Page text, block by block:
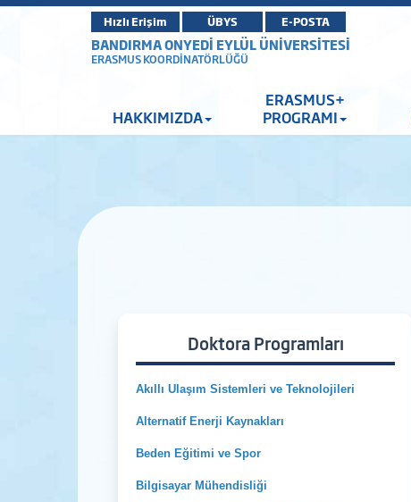
Hızlı Erişim ÜBYS E-POSTA
BANDIRMA ONYEDİ EYLÜL ÜNİVERSİTESİ
ERASMUS KOORDİNATÖRLÜĞÜ
HAKKIMIZDA
ERASMUS+
PROGRAMI
Doktora Programları
Akıllı Ulaşım Sistemleri ve Teknolojileri
Alternatif Enerji Kaynakları
Beden Eğitimi ve Spor
Bilgisayar Mühendisliği